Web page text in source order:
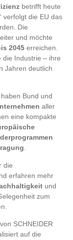
betrifft heute
verfolgt die EU das
Die
und möchte
2045 erreichen.
die Industrie – ihre
Jahren deutlich
Bund und
aller
eine kompakte
.
die
erfahren mehr
und
zum
SCHNEIDER
auf die